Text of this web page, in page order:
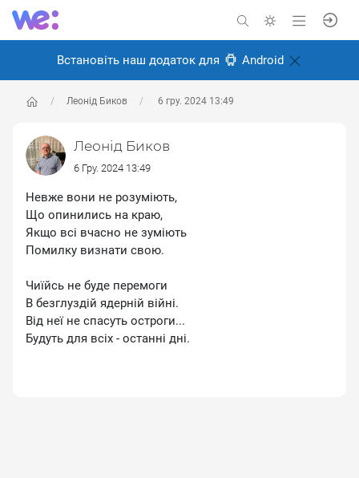
Встановіть наш додаток для Android
Леонід Биков 6 гру. 2024 13:49
Леонід Биков
6 Гру. 2024 13:49
Невже вони не розуміють,
Що опинились на краю,
Якщо всі вчасно не зуміють
Помилку визнати свою.
Чиїйсь не буде перемоги
В безглуздій ядерній війні.
Від неї не спасуть остроги...
Будуть для всіх - останні дні.